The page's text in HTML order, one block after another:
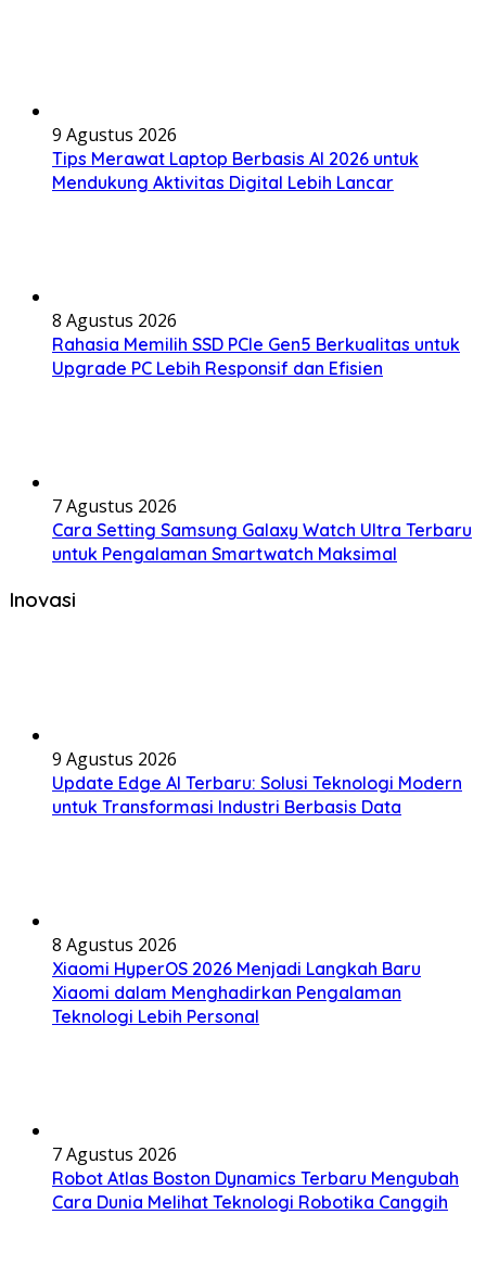
9 Agustus 2026
Tips Merawat Laptop Berbasis AI 2026 untuk
Mendukung Aktivitas Digital Lebih Lancar
8 Agustus 2026
Rahasia Memilih SSD PCIe Gen5 Berkualitas untuk
Upgrade PC Lebih Responsif dan Efisien
7 Agustus 2026
Cara Setting Samsung Galaxy Watch Ultra Terbaru
untuk Pengalaman Smartwatch Maksimal
Inovasi
9 Agustus 2026
Update Edge AI Terbaru: Solusi Teknologi Modern
untuk Transformasi Industri Berbasis Data
8 Agustus 2026
Xiaomi HyperOS 2026 Menjadi Langkah Baru
Xiaomi dalam Menghadirkan Pengalaman
Teknologi Lebih Personal
7 Agustus 2026
Robot Atlas Boston Dynamics Terbaru Mengubah
Cara Dunia Melihat Teknologi Robotika Canggih